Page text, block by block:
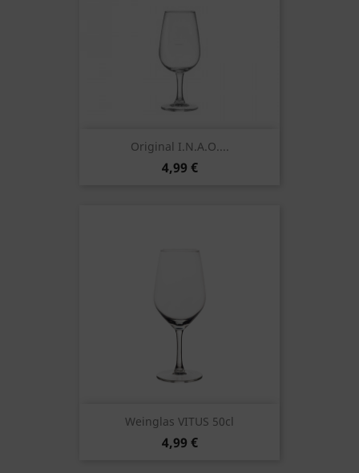
Original I.N.A.O....
4,99 €
Weinglas VITUS 50cl
4,99 €